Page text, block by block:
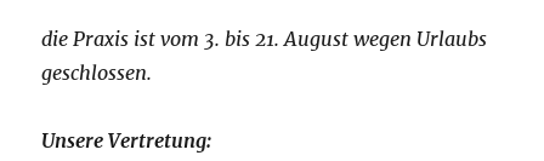
die Praxis ist vom 3. bis 21. August wegen Urlaubs
geschlossen.
Unsere Vertretung: